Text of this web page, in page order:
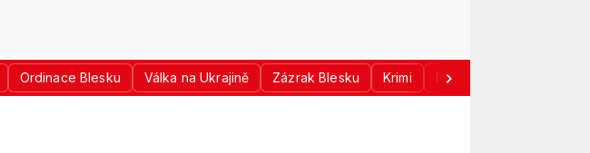
Ordinace Blesku Válka na Ukrajině Zázrak Blesku Krimi Donald Trump